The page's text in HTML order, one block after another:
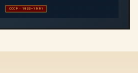
СССР · 1922—1991